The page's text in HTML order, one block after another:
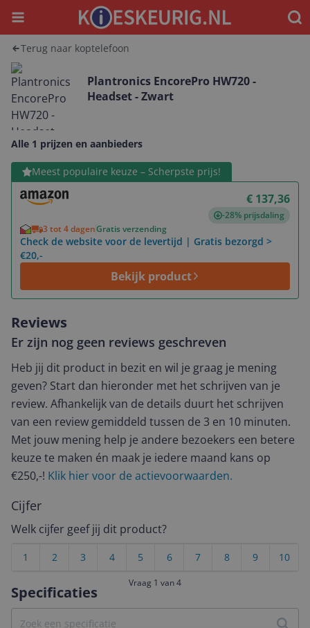
Menu
Terug naar koptelefoon
Plantronics EncorePro HW720 -
Headset - Zwart
Alle 1 prijzen en aanbieders
Meest populaire keuze – Scherpste prijs!
€ 137,36
-28% prijsdaling
3 tot 4 dagenGratis verzending
Check de website voor de levertijd | Gratis bezorgd >
€20,-
Bekijk product
Bekijk product
Specificaties
Reviews
Er zijn nog geen reviews geschreven
Heb jij dit product in bezit en wil je graag je mening
geven? Start dan hieronder met het schrijven van je
review. Afhankelijk van de details duurt het schrijven
van een review gemiddeld tussen de 3 en 10 minuten.
Met jouw mening help je andere bezoekers een betere
keuze te maken én maak je iedere maand kans op
€250,-! Klik hier voor de actievoorwaarden.
Cijfer
Welk cijfer geef jij dit product?
10
9
8
7
6
5
4
3
2
1
Vraag 1 van 4